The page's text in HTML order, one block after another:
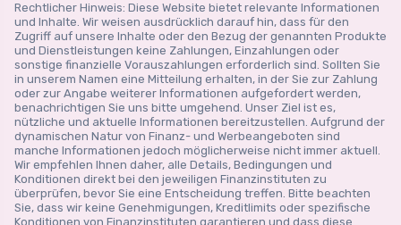
Rechtlicher Hinweis: Diese Website bietet relevante Informationen
und Inhalte. Wir weisen ausdrücklich darauf hin, dass für den
Zugriff auf unsere Inhalte oder den Bezug der genannten Produkte
und Dienstleistungen keine Zahlungen, Einzahlungen oder
sonstige finanzielle Vorauszahlungen erforderlich sind. Sollten Sie
in unserem Namen eine Mitteilung erhalten, in der Sie zur Zahlung
oder zur Angabe weiterer Informationen aufgefordert werden,
benachrichtigen Sie uns bitte umgehend. Unser Ziel ist es,
nützliche und aktuelle Informationen bereitzustellen. Aufgrund der
dynamischen Natur von Finanz- und Werbeangeboten sind
manche Informationen jedoch möglicherweise nicht immer aktuell.
Wir empfehlen Ihnen daher, alle Details, Bedingungen und
Konditionen direkt bei den jeweiligen Finanzinstituten zu
überprüfen, bevor Sie eine Entscheidung treffen. Bitte beachten
Sie, dass wir keine Genehmigungen, Kreditlimits oder spezifische
Konditionen von Finanzinstituten garantieren und dass diese